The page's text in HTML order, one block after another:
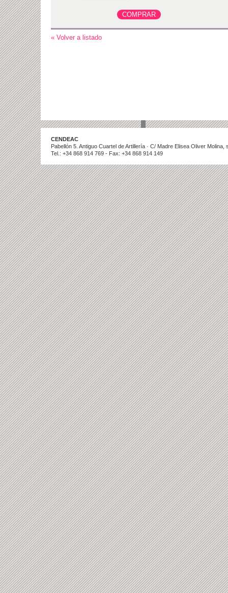
« Volver a listado
CENDEAC
Pabellón 5. Antiguo Cuartel de Artillería · C/ Madre Elisea Oliver
Tel.: +34 868 914 769 - Fax: +34 868 914 149